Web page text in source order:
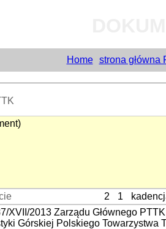
Home strona główna
2 1
XVII/2013 Zarządu Głównego
Górskiej Polskiego Towarzystwa